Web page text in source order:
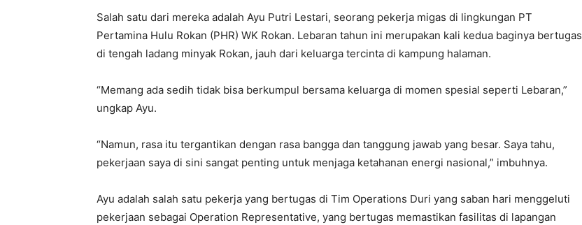
Salah satu dari mereka adalah Ayu Putri Lestari, seorang pekerja migas di lingkungan PT
Pertamina Hulu Rokan (PHR) WK Rokan. Lebaran tahun ini merupakan kali kedua baginya bertugas
di tengah ladang minyak Rokan, jauh dari keluarga tercinta di kampung halaman.
“Memang ada sedih tidak bisa berkumpul bersama keluarga di momen spesial seperti Lebaran,”
ungkap Ayu.
“Namun, rasa itu tergantikan dengan rasa bangga dan tanggung jawab yang besar. Saya tahu,
pekerjaan saya di sini sangat penting untuk menjaga ketahanan energi nasional,” imbuhnya.
Ayu adalah salah satu pekerja yang bertugas di Tim Operations Duri yang saban hari menggeluti
pekerjaan sebagai Operation Representative, yang bertugas memastikan fasilitas di lapangan